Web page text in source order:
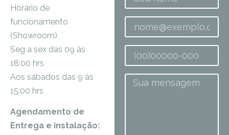
Horário de
funcionamento
(Showroom)
Seg a sex das 09 às
18:00 hrs
Aos sábados das 9 às
15:00 hrs
Agendamento de
Entrega e instalação: